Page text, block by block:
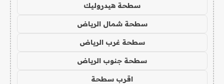
سطحة هيدروليك
سطحة شمال الرياض
سطحة غرب الرياض
سطحة جنوب الرياض
اقرب سطحة